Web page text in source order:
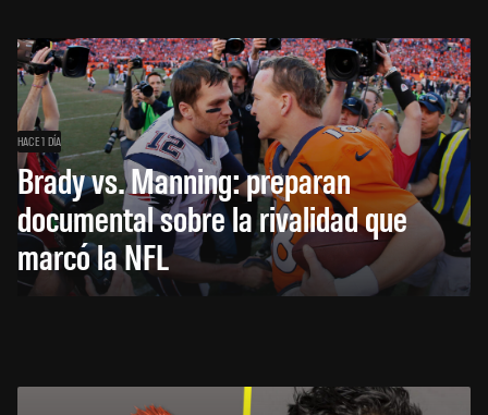
HACE 1 DÍA
Brady vs. Manning: preparan
documental sobre la rivalidad que
marcó la NFL